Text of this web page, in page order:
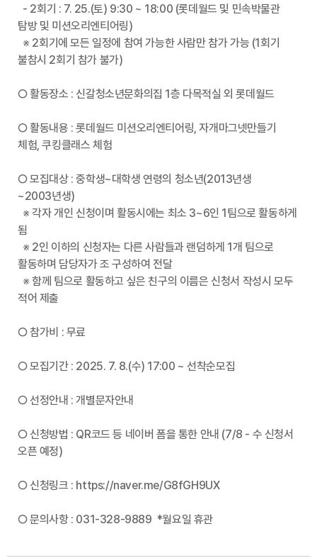
- 2회기 : 7. 25.(토) 9:30 ~ 18:00 (롯데월드 및 민속박물관
탐방 및 미션오리엔티어링)
※ 2회기에 모든 일정에 참여 가능한 사람만 참가 가능 (1회기
불참시 2회기 참가 불가)
○ 활동장소 : 신갈청소년문화의집 1층 다목적실 외 롯데월드
○ 활동내용 : 롯데월드 미션오리엔티어링, 자개마그넷만들기
체험, 쿠킹클래스 체험
○ 모집대상 : 중학생~대학생 연령의 청소년(2013년생
~2003년생)
※ 각자 개인 신청이며 활동시에는 최소 3~6인 1팀으로 활동하게
됨
※ 2인 이하의 신청자는 다른 사람들과 랜덤하게 1개 팀으로
활동하며 담당자가 조 구성하여 전달
※ 함께 팀으로 활동하고 싶은 친구의 이름은 신청서 작성시 모두
적어 제출
○ 참가비 : 무료
○ 모집기간 : 2025. 7. 8.(수) 17:00 ~ 선착순모집
○ 선정안내 : 개별문자안내
○ 신청방법 : QR코드 등 네이버 폼을 통한 안내 (7/8 - 수 신청서
오픈 예정)
○ 신청링크 : https://naver.me/G8fGH9UX
○ 문의사항 : 031-328-9889 *월요일 휴관